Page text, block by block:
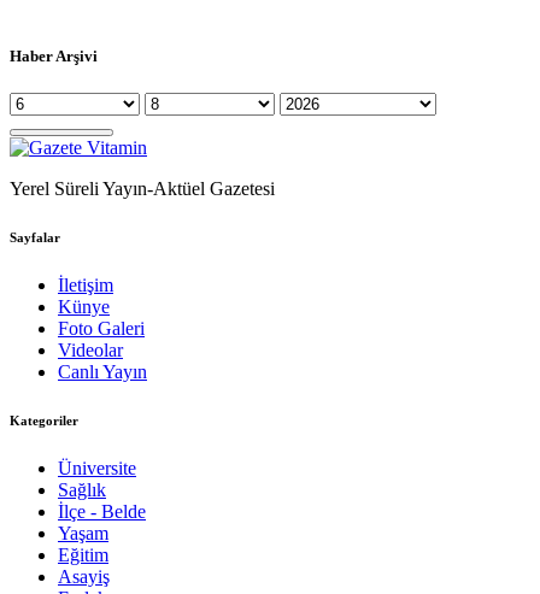
Haber Arşivi
Yerel Süreli Yayın-Aktüel Gazetesi
Sayfalar
İletişim
Künye
Foto Galeri
Videolar
Canlı Yayın
Kategoriler
Üniversite
Sağlık
İlçe - Belde
Yaşam
Eğitim
Asayiş